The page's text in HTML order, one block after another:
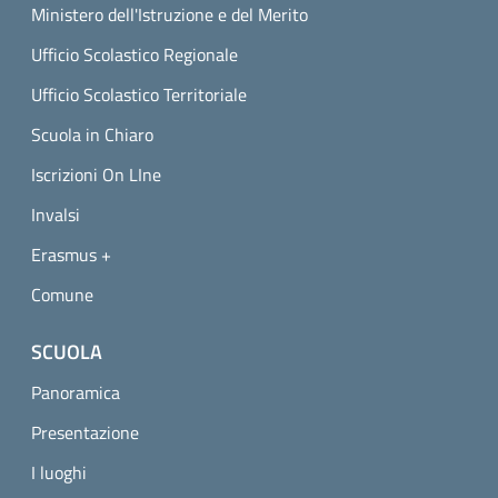
Ministero dell'Istruzione e del Merito
Ufficio Scolastico Regionale
Ufficio Scolastico Territoriale
Scuola in Chiaro
Iscrizioni On LIne
Invalsi
Erasmus +
Comune
SCUOLA
Panoramica
Presentazione
I luoghi